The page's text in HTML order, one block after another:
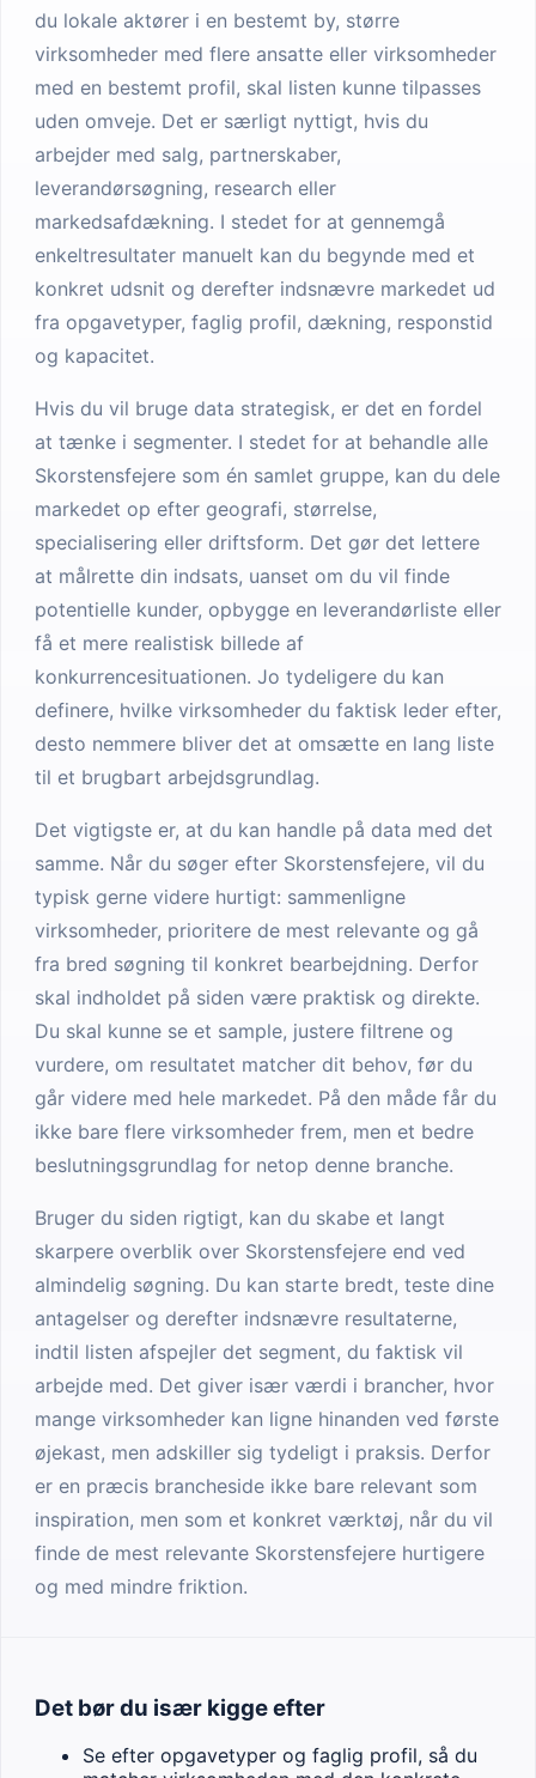
du lokale aktører i en bestemt by, større
virksomheder med flere ansatte eller virksomheder
med en bestemt profil, skal listen kunne tilpasses
uden omveje. Det er særligt nyttigt, hvis du
arbejder med salg, partnerskaber,
leverandørsøgning, research eller
markedsafdækning. I stedet for at gennemgå
enkeltresultater manuelt kan du begynde med et
konkret udsnit og derefter indsnævre markedet ud
fra opgavetyper, faglig profil, dækning, responstid
og kapacitet.
Hvis du vil bruge data strategisk, er det en fordel
at tænke i segmenter. I stedet for at behandle alle
Skorstensfejere som én samlet gruppe, kan du dele
markedet op efter geografi, størrelse,
specialisering eller driftsform. Det gør det lettere
at målrette din indsats, uanset om du vil finde
potentielle kunder, opbygge en leverandørliste eller
få et mere realistisk billede af
konkurrencesituationen. Jo tydeligere du kan
definere, hvilke virksomheder du faktisk leder efter,
desto nemmere bliver det at omsætte en lang liste
til et brugbart arbejdsgrundlag.
Det vigtigste er, at du kan handle på data med det
samme. Når du søger efter Skorstensfejere, vil du
typisk gerne videre hurtigt: sammenligne
virksomheder, prioritere de mest relevante og gå
fra bred søgning til konkret bearbejdning. Derfor
skal indholdet på siden være praktisk og direkte.
Du skal kunne se et sample, justere filtrene og
vurdere, om resultatet matcher dit behov, før du
går videre med hele markedet. På den måde får du
ikke bare flere virksomheder frem, men et bedre
beslutningsgrundlag for netop denne branche.
Bruger du siden rigtigt, kan du skabe et langt
skarpere overblik over Skorstensfejere end ved
almindelig søgning. Du kan starte bredt, teste dine
antagelser og derefter indsnævre resultaterne,
indtil listen afspejler det segment, du faktisk vil
arbejde med. Det giver især værdi i brancher, hvor
mange virksomheder kan ligne hinanden ved første
øjekast, men adskiller sig tydeligt i praksis. Derfor
er en præcis brancheside ikke bare relevant som
inspiration, men som et konkret værktøj, når du vil
finde de mest relevante Skorstensfejere hurtigere
og med mindre friktion.
Det bør du især kigge efter
Se efter opgavetyper og faglig profil, så du